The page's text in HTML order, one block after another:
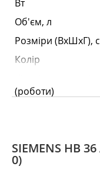
Вт
Об'єм, л
Розміри (ВхШхГ),
Колір
(роботи)
гриль
SIEMENS HB
0)